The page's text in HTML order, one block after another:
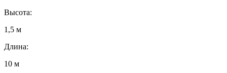
Высота:
1,5 м
Длина:
10 м